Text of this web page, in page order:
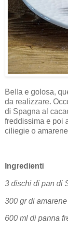
Bella e golosa,
da realizzare.
di Spagna al
freddissima e poi
ciliegie o
Ingredienti
3 dischi di pan di
300 gr di
600 ml di panna